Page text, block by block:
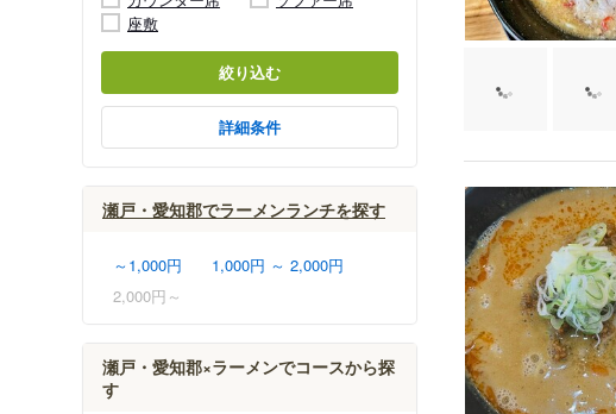
座敷
絞り込む
詳細条件
瀬戸・愛知郡でラーメンランチを探す
～1,000円
1,000円 ～ 2,000円
2,000円～
瀬戸・愛知郡×ラーメンでコースから探
す